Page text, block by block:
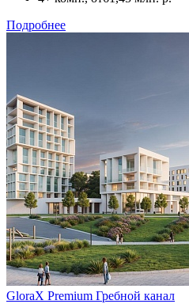
Подробнее
GloraX Premium Гребной канал